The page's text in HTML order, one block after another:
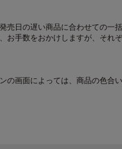
日の遅い商品に合わせての一括
お手数をおかけしますが、それ
の画面によっては、商品の色合